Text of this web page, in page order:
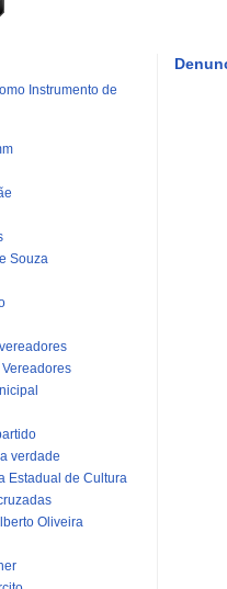
Instrumento de
Souza
verdade
Estadual de Cultura
Oliveira